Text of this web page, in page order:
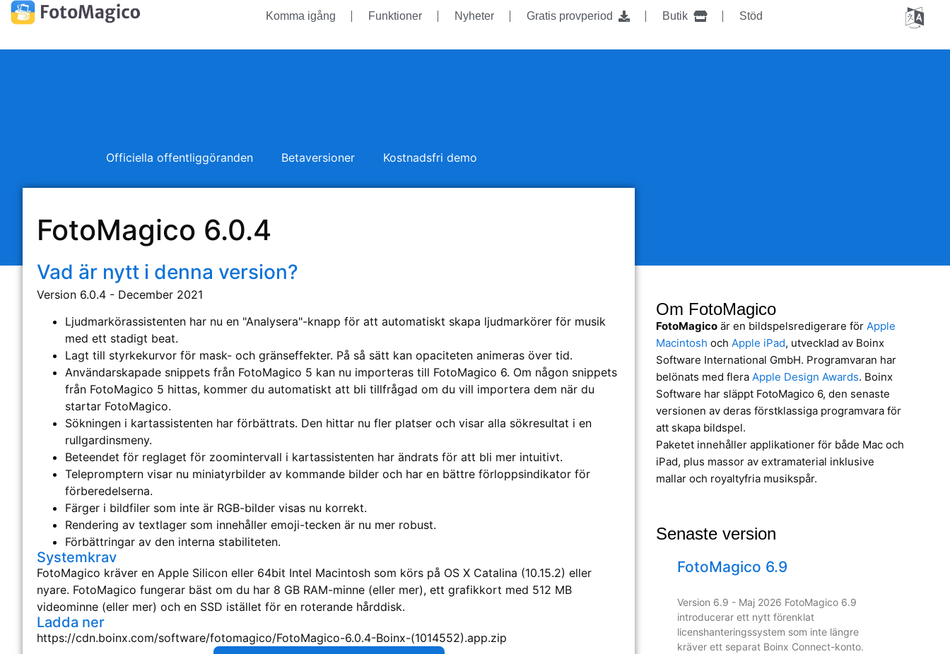
Komma igång Funktioner Nyheter Gratis provperiod Butik Stöd
Officiella offentliggöranden Betaversioner Kostnadsfri demo
FotoMagico 6.0.4
Vad är nytt i denna version?
Version 6.0.4 - December 2021
Ljudmarkörassistenten har nu en "Analysera"-knapp för att automatiskt skapa ljudmarkörer för musik
med ett stadigt beat.
Lagt till styrkekurvor för mask- och gränseffekter. På så sätt kan opaciteten animeras över tid.
Användarskapade snippets från FotoMagico 5 kan nu importeras till FotoMagico 6. Om någon snippets
från FotoMagico 5 hittas, kommer du automatiskt att bli tillfrågad om du vill importera dem när du
startar FotoMagico.
Sökningen i kartassistenten har förbättrats. Den hittar nu fler platser och visar alla sökresultat i en
rullgardinsmeny.
Beteendet för reglaget för zoomintervall i kartassistenten har ändrats för att bli mer intuitivt.
Telepromptern visar nu miniatyrbilder av kommande bilder och har en bättre förloppsindikator för
förberedelserna.
Färger i bildfiler som inte är RGB-bilder visas nu korrekt.
Rendering av textlager som innehåller emoji-tecken är nu mer robust.
Förbättringar av den interna stabiliteten.
Systemkrav
FotoMagico kräver en Apple Silicon eller 64bit Intel Macintosh som körs på OS X Catalina (10.15.2) eller
nyare. FotoMagico fungerar bäst om du har 8 GB RAM-minne (eller mer), ett grafikkort med 512 MB
videominne (eller mer) och en SSD istället för en roterande hårddisk.
Ladda ner
https://cdn.boinx.com/software/fotomagico/FotoMagico-6.0.4-Boinx-(1014552).app.zip
Om FotoMagico
FotoMagico är en bildspelsredigerare förApple
Macintosh ochApple iPad, utvecklad av Boinx
Software International GmbH. Programvaran har
belönats med fleraApple Design Awards. Boinx
Software har släppt FotoMagico 6, den senaste
versionen av deras förstklassiga programvara för
att skapa bildspel.
Paketet innehåller applikationer för både Mac och
iPad, plus massor av extramaterial inklusive
mallar och royaltyfria musikspår.
Senaste version
FotoMagico 6.9
Version 6.9 - Maj 2026 FotoMagico 6.9
introducerar ett nytt förenklat
licenshanteringssystem som inte längre
kräver ett separat Boinx Connect-konto.